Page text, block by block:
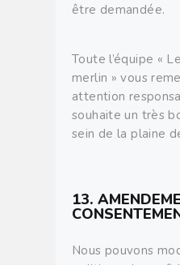
être demandée.
Toute l’équipe «
merlin » vous
attention
souhaite un très
sein de la plaine
13.
Nous pouvons